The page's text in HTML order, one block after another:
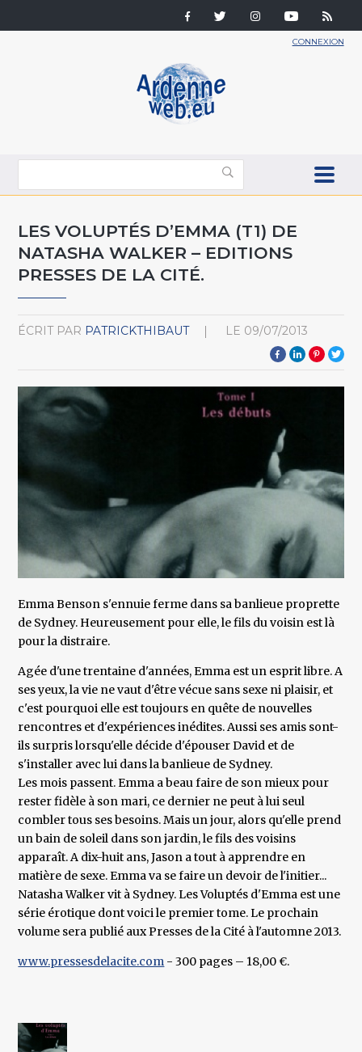
CONNEXION
LES VOLUPTÉS D’EMMA (T1) DE
NATASHA WALKER – EDITIONS
PRESSES DE LA CITÉ.
ÉCRIT PAR PATRICKTHIBAUT LE 09/07/2013
Emma Benson s'ennuie ferme dans sa banlieue proprette
de Sydney. Heureusement pour elle, le fils du voisin est là
pour la distraire.
Agée d'une trentaine d'années, Emma est un esprit libre. A
ses yeux, la vie ne vaut d'être vécue sans sexe ni plaisir, et
c'est pourquoi elle est toujours en quête de nouvelles
rencontres et d'expériences inédites. Aussi ses amis sont-
ils surpris lorsqu'elle décide d'épouser David et de
s'installer avec lui dans la banlieue de Sydney.
Les mois passent. Emma a beau faire de son mieux pour
rester fidèle à son mari, ce dernier ne peut à lui seul
combler tous ses besoins. Mais un jour, alors qu'elle prend
un bain de soleil dans son jardin, le fils des voisins
apparaît. A dix-huit ans, Jason a tout à apprendre en
matière de sexe. Emma va se faire un devoir de l'initier...
Natasha Walker vit à Sydney. Les Voluptés d'Emma est une
série érotique dont voici le premier tome. Le prochain
volume sera publié aux Presses de la Cité à l'automne 2013.
www.pressesdelacite.com - 300 pages – 18,00 €.